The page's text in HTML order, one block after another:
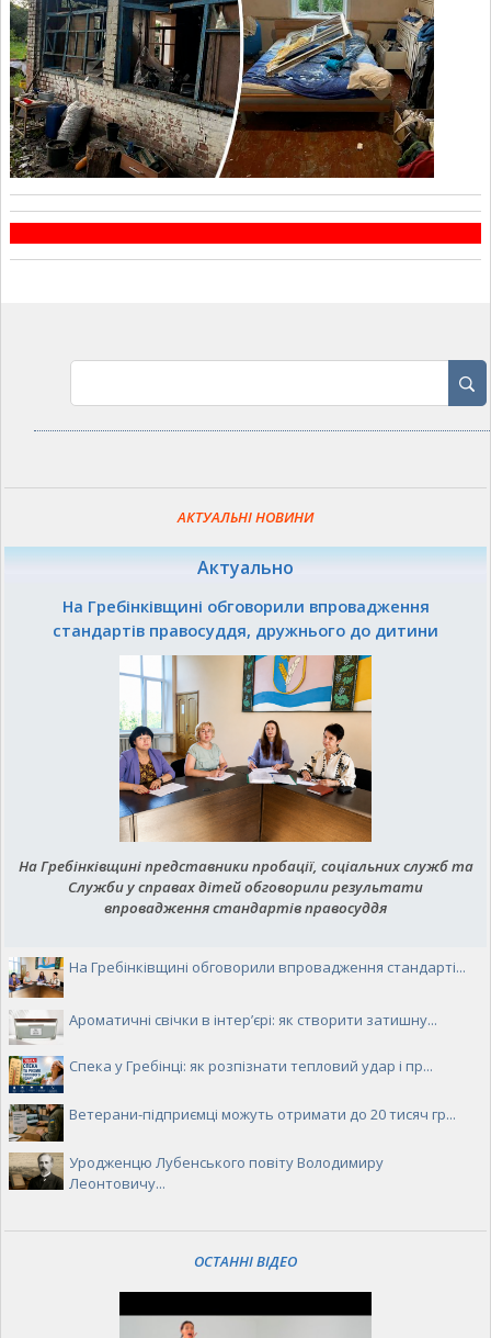
АКТУАЛЬНІ НОВИНИ
Актуально
На Гребінківщині обговорили впровадження
стандартів правосуддя, дружнього до дитини
На Гребінківщині представники пробації, соціальних служб та
Служби у справах дітей обговорили результати
впровадження стандартів правосуддя
На Гребінківщині обговорили впровадження стандарті...
Ароматичні свічки в інтер’єрі: як створити затишну...
Спека у Гребінці: як розпізнати тепловий удар і пр...
Ветерани-підприємці можуть отримати до 20 тисяч гр...
Уродженцю Лубенського повіту Володимиру
Леонтовичу...
ОСТАННІ ВІДЕО